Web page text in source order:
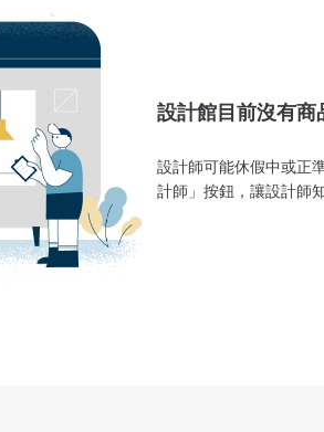
設計館目前沒有商
設計師可能休假中或正
計師」按鈕，讓設計師